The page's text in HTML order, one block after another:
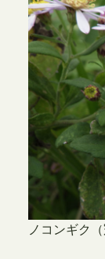
ノコンギク（